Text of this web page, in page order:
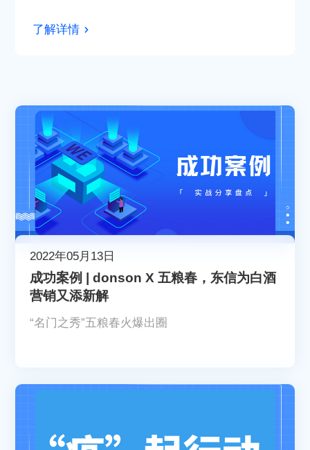
了解详情
2022年05月13日
成功案例 | donson X 五粮春，东信为白酒
营销又添新解
“名门之秀”五粮春火爆出圈